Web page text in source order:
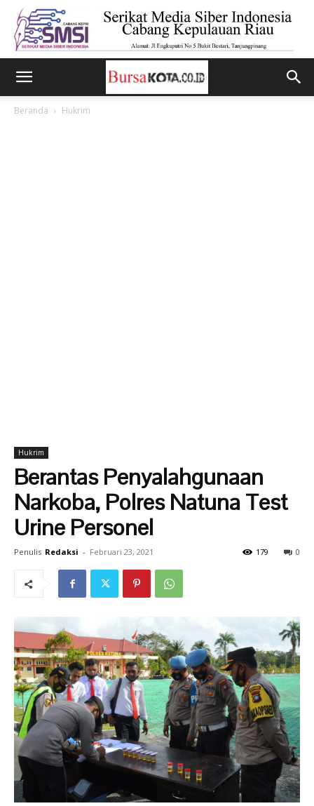
Beranda Hukrim
Hukrim
Berantas Penyalahgunaan
Narkoba, Polres Natuna Test
Urine Personel
Penulis Redaksi - Februari 23, 2021 0
179